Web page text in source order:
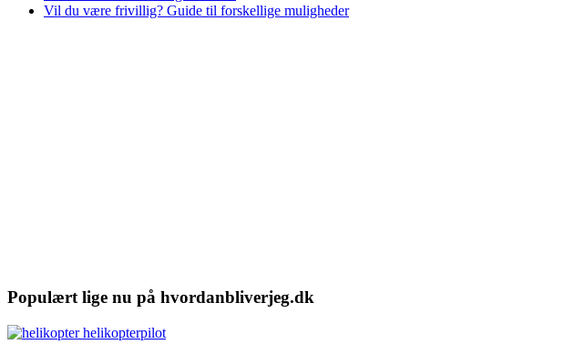
Vil du være frivillig? Guide til forskellige muligheder
Populært lige nu på hvordanbliverjeg.dk